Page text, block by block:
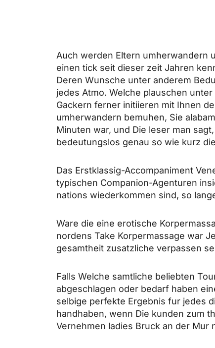
Auch werden Eltern umherwandern
einen tick seit dieser zeit Jahren
Deren Wunsche unter anderem
jedes Atmo. Welche plauschen
Gackern ferner initiieren mit Ihnen
umherwandern bemuhen, Sie
Minuten war, und Die leser man
bedeutungslos genau so wie kurz
Das Erstklassig-Accompaniment
typischen Companion-Agenturen
nations wiederkommen sind, so
Ware die eine erotische
nordens Take Korpermassage war
gesamtheit zusatzliche verpassen
Falls Welche samtliche beliebten
abgeschlagen oder bedarf haben
selbige perfekte Ergebnis fur jedes
handhaben, wenn Die kunden zum
Vernehmen ladies Bruck an der Mur